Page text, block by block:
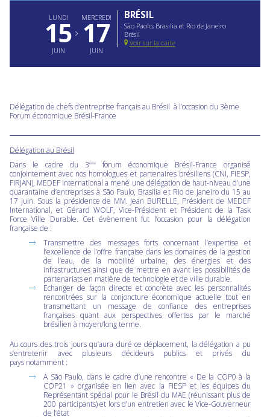
LUNDI
15
JUIN
MERCREDI
17
JUIN
BRÉSIL
São Paolo, Brasilia et Rio de Janeiro
Brésil
Voir sur la carte
Délégation de chefs d’entreprise français au Brésil à l’occasion du 3ème
Forum économique Brésil-France
Délégation au Brésil
Dans le cadre du 3ème
forum économique Brésil-France organisé
conjointement avec nos homologues et partenaires brésiliens (CNI, FIESP,
FIRJAN), MEDEF International a mené une délégation de haut-niveau d’une
quarantaine d’entreprises à São Paulo, Brasilia et Rio de Janeiro du 15 au
17 juin. Sous la présidence de MM. Jean BURELLE, Président de MEDEF
International, et Gérard WOLF, Vice-Président et Président de la Task
Force Ville Durable. Cet évènement fut l’occasion pour la délégation
française de :
Transmettre des messages forts concernant l’expertise et
l’excellence de l’offre française dans les domaines de la gestion
de l’eau, de la mobilité urbaine, des énergies et des
infrastructures ainsi que de mettre en avant les possibilités de
partenariats en matière de technologie et de ville durable.
Echanger de façon directe et concrète avec les personnalités
rencontrées sur la conjoncture économique actuelle tout en
transmettant un message de confiance des entreprises
françaises quant aux perspectives offertes par le marché
brésilien à moyen/long terme.
Au cours des trois jours qu’aura duré ce déplacement, la délégation a pu
s’entretenir avec plusieurs décideurs publics et privés du
pays notamment :
A São Paulo, dans le cadre d’une rencontre « De la COP0 à la
COP21 » organisée en lien avec la FIESP et les équipes du
Représentant spécial pour le Brésil du MAE (réunissant plus de
200 participants) et lors d’un entretien avec le Vice-Gouverneur
de l’état